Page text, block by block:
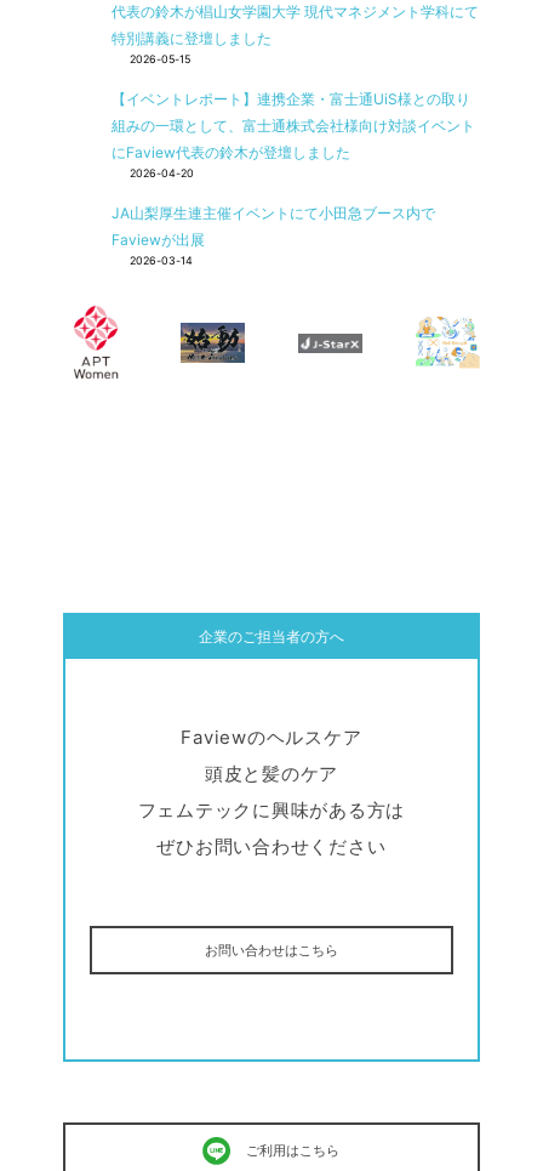
代表の鈴木が椙山女学園大学 現代マネジメント学科にて
特別講義に登壇しました
2026-05-15
【イベントレポート】連携企業・富士通UiS様との取り
組みの一環として、富士通株式会社様向け対談イベント
にFaview代表の鈴木が登壇しました
2026-04-20
JA山梨厚生連主催イベントにて小田急ブース内で
Faviewが出展
2026-03-14
企業のご担当者の方へ
Faviewのヘルスケア
頭皮と髪のケア
フェムテックに興味がある方は
ぜひお問い合わせください
お問い合わせはこちら
ご利用はこちら